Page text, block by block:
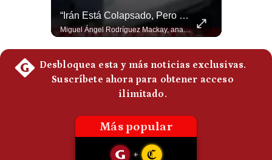
Preguntas
Frecuentes
“Irán Está Colapsado, Pero EE.UU. Parece Desesperado” | #radar24
Miguel Ángel Rodríguez Mackay, analista internacional, sostiene que las negociaciones fueron impulsadas por Irán y no por Estados Unidos. Según su análisis, Teherán estaría debilitado militar y económicamente, aunque la narrativa internacional presenta a Trump como el líder desesperado por terminar una guerra que no puede ganar. #Geopolitica #Iran #DonaldTrump #RodriguezMackay #EEUU #NoticiasInternacionales #PoliticaInternacional #AnalisisGeopolitico #Shorts 👉 Suscríbete y activa la campana para no perderte nuestro análisis diario. 🌎 Síguenos en nuestras redes sociales: 📌 Web oficial: https://gestion.pe/mundo/ 📌 LinkedIn: http://bit.ly/3HYIET0 📌 X (Twitter): http://bit.ly/4noZtX9 📌 TikTok: http://bit.ly/4evB6TO